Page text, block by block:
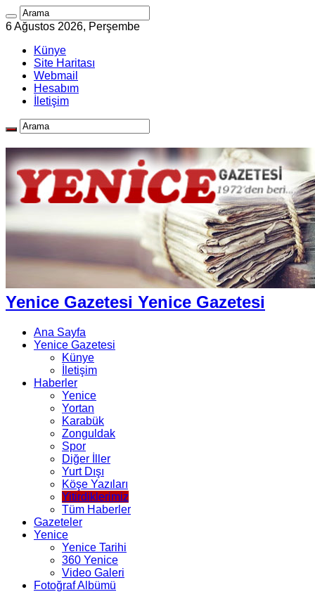
6 Ağustos 2026, Perşembe
Künye
Site Haritası
Webmail
Hesabım
İletişim
Yenice Gazetesi Yenice Gazetesi
Ana Sayfa
Yenice Gazetesi
Künye
İletişim
Haberler
Yenice
Yortan
Karabük
Zonguldak
Spor
Diğer İller
Yurt Dışı
Köşe Yazıları
Yitirdiklerimiz
Tüm Haberler
Gazeteler
Yenice
Yenice Tarihi
360 Yenice
Video Galeri
Fotoğraf Albümü